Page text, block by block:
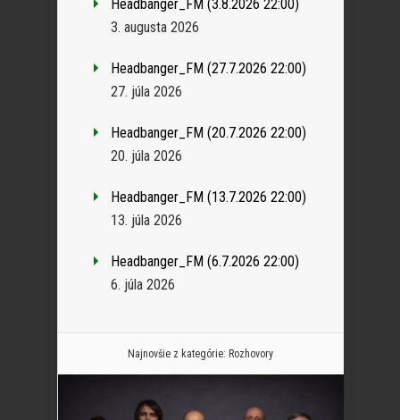
Headbanger_FM (3.8.2026 22:00)
3. augusta 2026
Headbanger_FM (27.7.2026 22:00)
27. júla 2026
Headbanger_FM (20.7.2026 22:00)
20. júla 2026
Headbanger_FM (13.7.2026 22:00)
13. júla 2026
Headbanger_FM (6.7.2026 22:00)
6. júla 2026
Najnovšie z kategórie: Rozhovory